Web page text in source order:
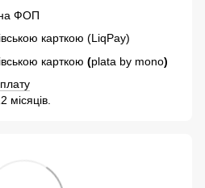
на ФОП
карткою (LiqPay)
карткою (plata by mono)
місяців.